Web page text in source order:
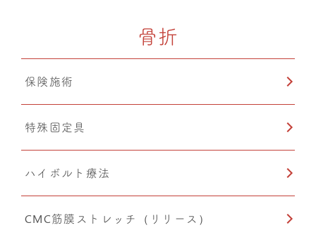
骨折
保険施術
特殊固定具
ハイボルト療法
CMC筋膜ストレッチ（リリース）